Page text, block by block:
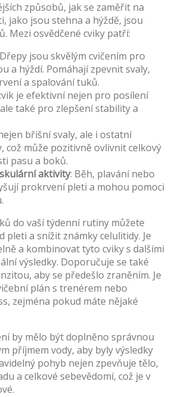
způsobů, jak se zaměřit na
jako jsou stehna a hýždě, jsou
Mezi osvědčené cviky patří:
jsou skvělým cvičením pro
a hýždí. Pomáhají zpevnit svaly,
a spalování tuků.
je efektivní nejen pro posílení
také pro zlepšení stability a
břišní svaly, ale i ostatní
což může pozitivně ovlivnit celkový
pasu a boků.
aktivity: Běh, plavání nebo
prokrvení pleti a mohou pomoci
do vaší týdenní rutiny můžete
pleti a snížit známky celulitidy. Je
a kombinovat tyto cviky s dalšími
výsledky. Doporučuje se také
aby se předešlo zraněním. Je
plán s trenérem nebo
zejména pokud máte nějaké
by mělo být doplněno správnou
příjmem vody, aby byly výsledky
pohyb nejen zpevňuje tělo,
a celkové sebevědomí, což je v